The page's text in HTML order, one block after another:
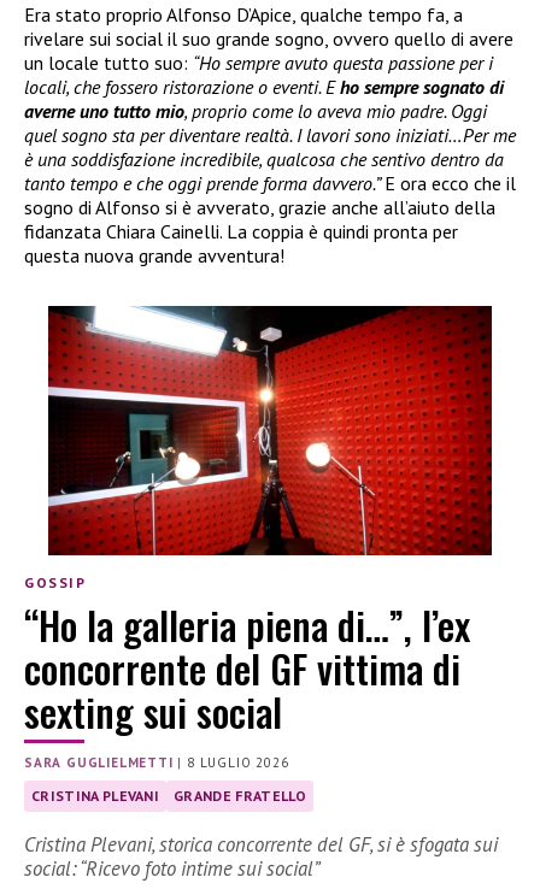
Era stato proprio Alfonso D’Apice, qualche tempo fa, a
rivelare sui social il suo grande sogno, ovvero quello di avere
un locale tutto suo: “Ho sempre avuto questa passione per i
locali, che fossero ristorazione o eventi. Eho sempre sognato di
averne uno tutto mio, proprio come lo aveva mio padre. Oggi
quel sogno sta per diventare realtà. I lavori sono iniziati…Per me
è una soddisfazione incredibile, qualcosa che sentivo dentro da
tanto tempo e che oggi prende forma davvero.”E ora ecco che il
sogno di Alfonso si è avverato, grazie anche all’aiuto della
fidanzata Chiara Cainelli. La coppia è quindi pronta per
questa nuova grande avventura!
GOSSIP
“Ho la galleria piena di…”, l’ex
concorrente del GF vittima di
sexting sui social
SARA GUGLIELMETTI | 8 LUGLIO 2026
CRISTINA PLEVANI GRANDE FRATELLO
Cristina Plevani, storica concorrente del GF, si è sfogata sui
social: “Ricevo foto intime sui social”